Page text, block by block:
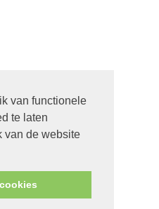
van functionele
te laten
van de website